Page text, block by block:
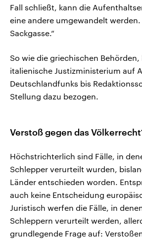
Fall schließt, kann die
eine andere umgewandelt werden.
Sackgasse.“
So wie die griechischen Behörden,
italienische Justizministerium auf
Deutschlandfunks bis
Stellung dazu bezogen.
Verstoß gegen das
Höchstrichterlich sind Fälle, in
Schlepper verurteilt wurden,
Länder entschieden worden.
auch keine Entscheidung
Juristisch werfen die Fälle, in
Schleppern verurteilt werden,
grundlegende Frage auf: